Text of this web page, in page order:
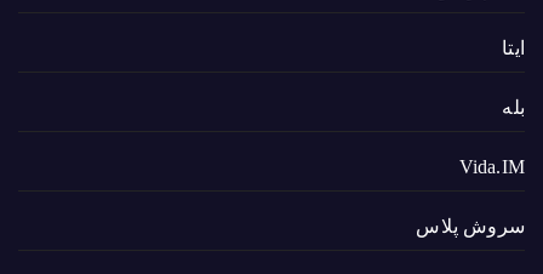
ایتا
بله
Vida.IM
سروش پلاس